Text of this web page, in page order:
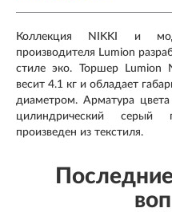
Коллекция NIKKI и
производителя Lumion
стиле эко. Торшер Lumion
весит 4.1 кг и обладает
диаметром. Арматура
цилиндрический серый
произведен из текстиля.